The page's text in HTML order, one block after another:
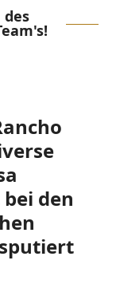
des
den